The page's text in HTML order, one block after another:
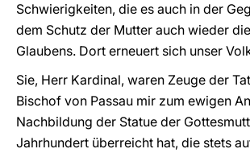
Schwierigkeiten, die es auch in der
dem Schutz der Mutter auch wieder
Glaubens. Dort erneuert sich unser
Sie, Herr Kardinal, waren Zeuge der
Bischof von Passau mir zum ewigen
Nachbildung der Statue der
Jahrhundert überreicht hat, die stets